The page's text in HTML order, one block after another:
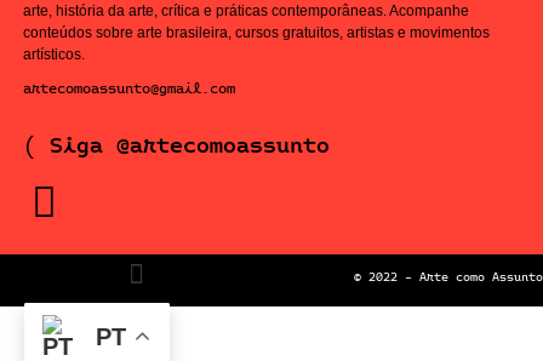
arte, história da arte, crítica e práticas contemporâneas. Acompanhe
conteúdos sobre arte brasileira, cursos gratuitos, artistas e movimentos
artísticos.
artecomoassunto@gmail.com
( Siga @artecomoassunto
© 2022 – Arte como Assunto
PT